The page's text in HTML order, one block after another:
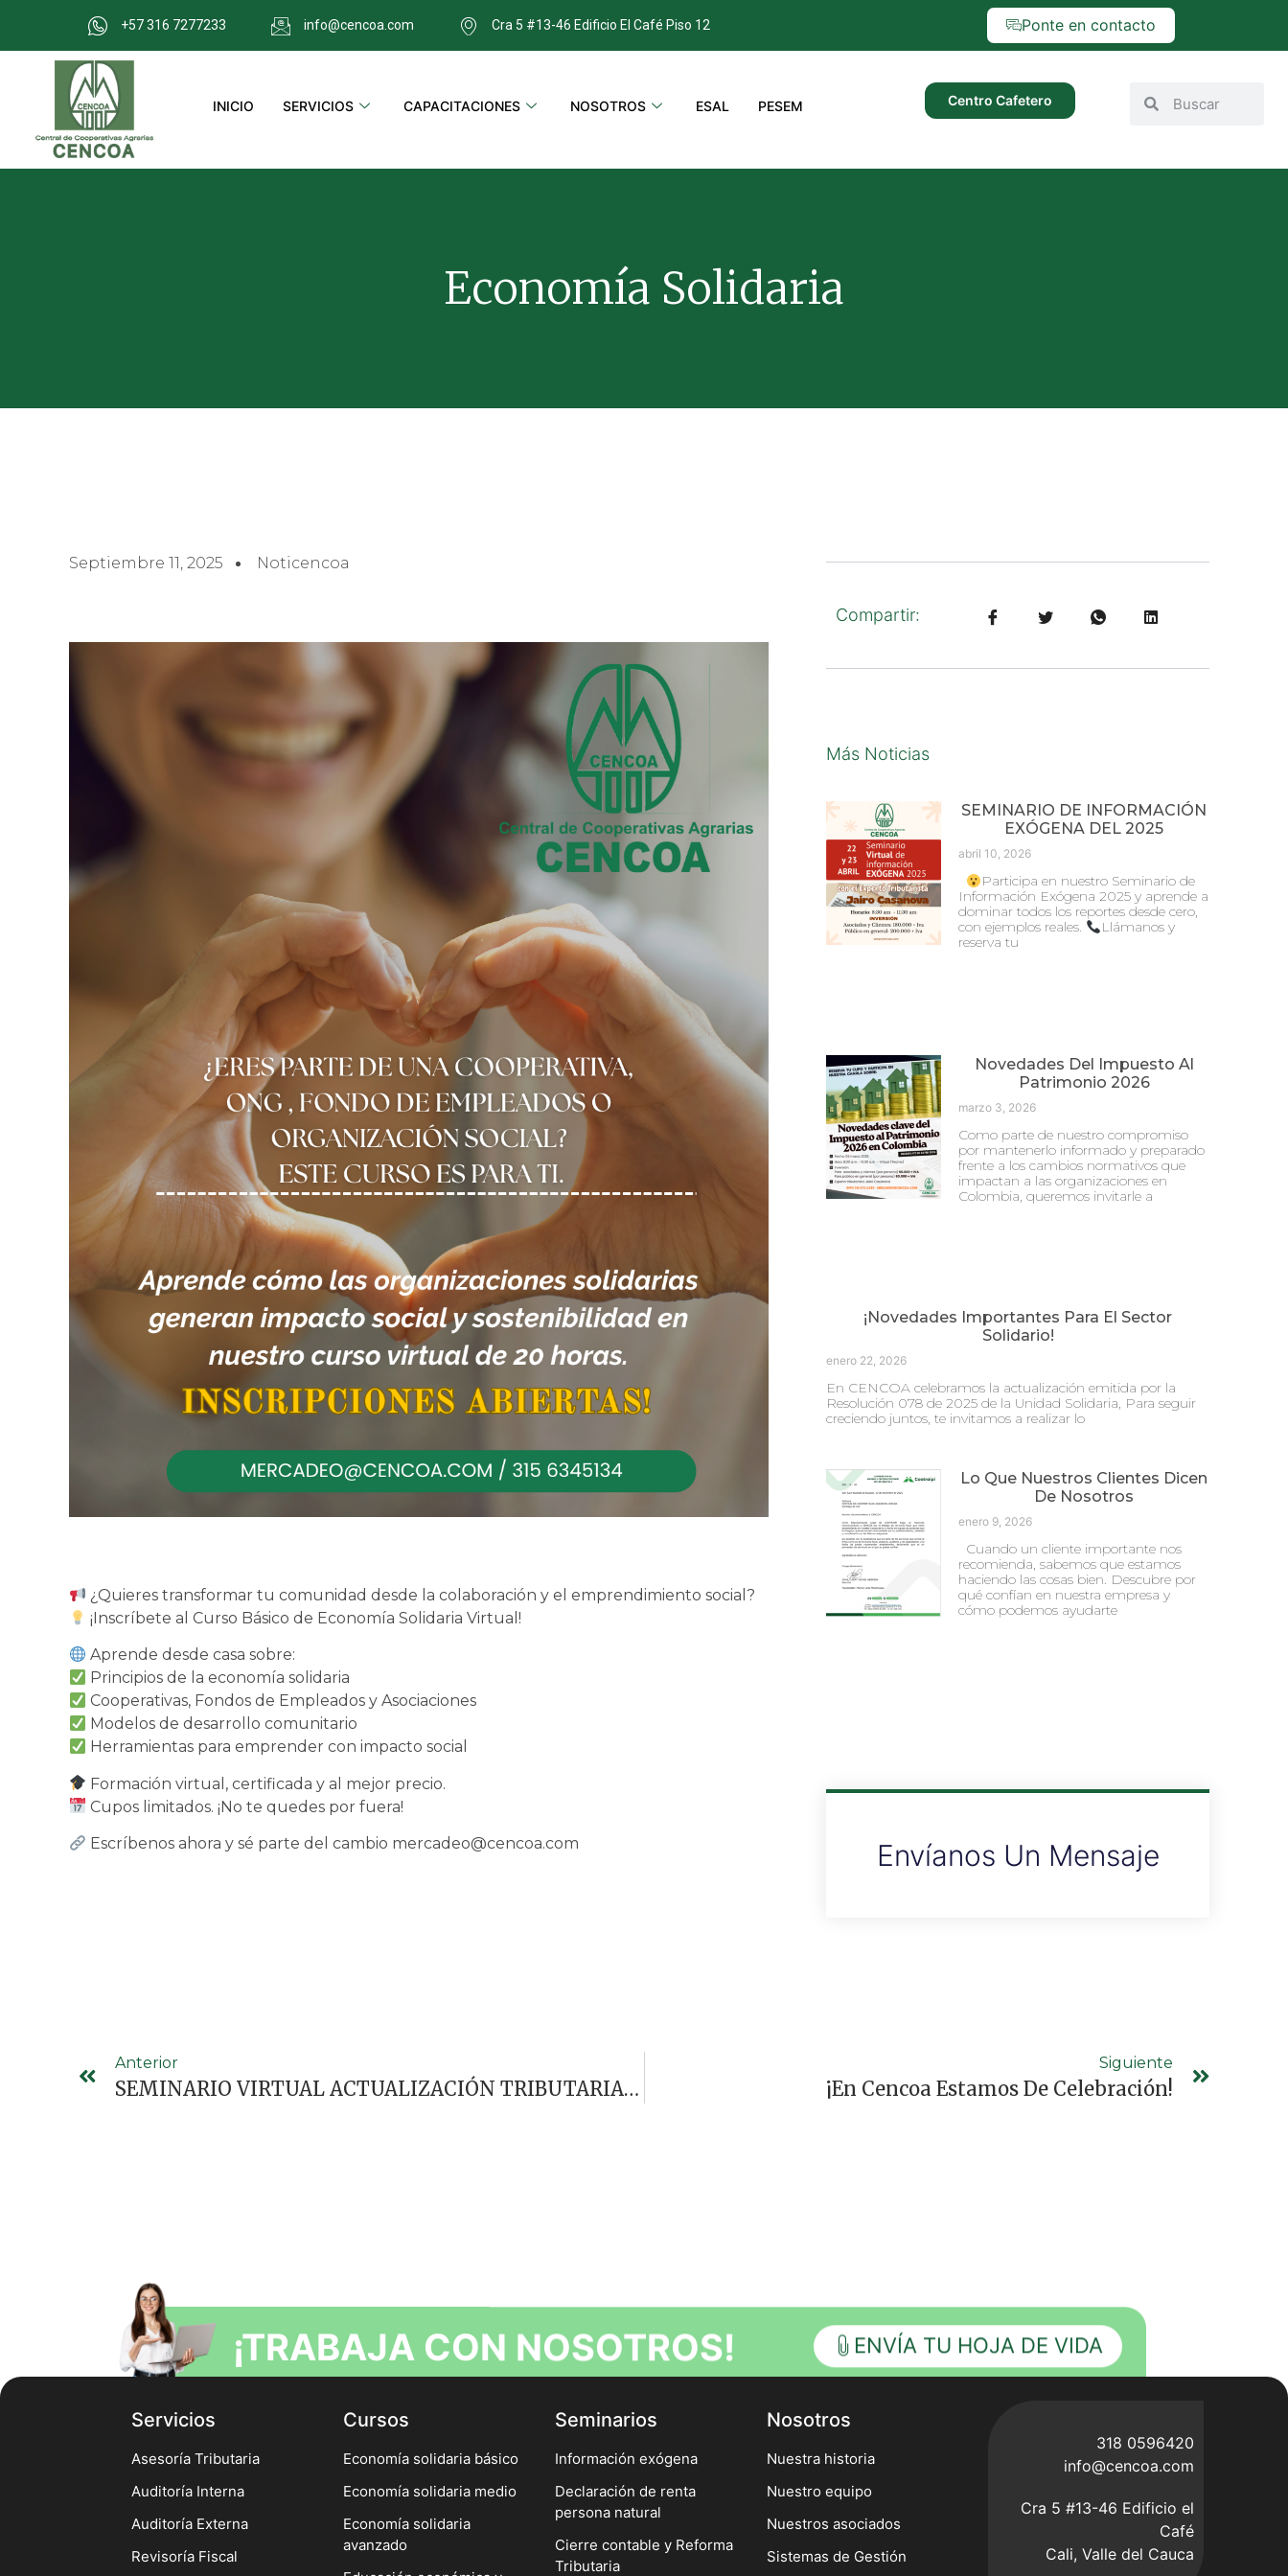
+57 316 7277233 info@cencoa.com Cra 5 #13-46 Edificio El Café Piso 12 Ponte en contacto
INICIO SERVICIOS CAPACITACIONES NOSOTROS ESAL PESEM Centro Cafetero
Economía Solidaria
Septiembre 11, 2025 Noticencoa
¿Quieres transformar tu comunidad desde la colaboración y el emprendimiento social?
¡Inscríbete al Curso Básico de Economía Solidaria Virtual!
Aprende desde casa sobre:
Principios de la economía solidaria
Cooperativas, Fondos de Empleados y Asociaciones
Modelos de desarrollo comunitario
Herramientas para emprender con impacto social
Formación virtual, certificada y al mejor precio.
Cupos limitados. ¡No te quedes por fuera!
Escríbenos ahora y sé parte del cambio mercadeo@cencoa.com
Compartir:
Más Noticias
SEMINARIO DE INFORMACIÓN
EXÓGENA DEL 2025
abril 10, 2026
Participa en nuestro Seminario de
Información Exógena 2025 y aprende a
dominar todos los reportes desde cero,
con ejemplos reales.
Llámanos y
reserva tu
Novedades Del Impuesto Al
Patrimonio 2026
marzo 3, 2026
Como parte de nuestro compromiso
por mantenerlo informado y preparado
frente a los cambios normativos que
impactan a las organizaciones en
Colombia, queremos invitarle a
¡Novedades Importantes Para El Sector
Solidario!
enero 22, 2026
En CENCOA celebramos la actualización emitida por la
Resolución 078 de 2025 de la Unidad Solidaria, Para seguir
creciendo juntos, te invitamos a realizar lo
Lo Que Nuestros Clientes Dicen
De Nosotros
enero 9, 2026
Cuando un cliente importante nos
recomienda, sabemos que estamos
haciendo las cosas bien. Descubre por
qué confían en nuestra empresa y
cómo podemos ayudarte
Envíanos Un Mensaje
Anterior
SEMINARIO VIRTUAL ACTUALIZACIÓN TRIBUTARIA 2025 Con El Experto Tributarista Jairo Casanova
Siguiente
¡En Cencoa Estamos De Celebración!
¡TRABAJA CON NOSOTROS! ENVÍA TU HOJA DE VIDA
Servicios
Asesoría Tributaria
Auditoría Interna
Auditoría Externa
Revisoría Fiscal
Cursos
Economía solidaria básico
Economía solidaria medio
Economía solidaria
avanzado
Seminarios
Información exógena
Declaración de renta
persona natural
Cierre contable y Reforma
Tributaria
Nosotros
Nuestra historia
Nuestro equipo
Nuestros asociados
Sistemas de Gestión
318 0596420
info@cencoa.com
Cra 5 #13-46 Edificio el
Café
Cali, Valle del Cauca